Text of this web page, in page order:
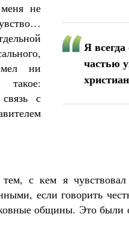
Я
частью
не
ни
с
с кем я чувствовал
если говорить
общины. Это